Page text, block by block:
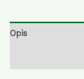
Opis